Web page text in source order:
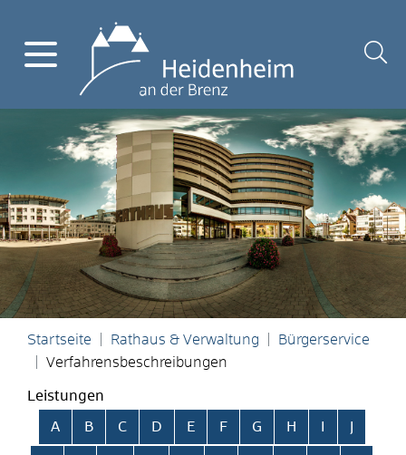
Startseite Rathaus & Verwaltung
Bürgerservice
Verfahrensbeschreibungen
Leistungen
Alphabetisches Register überspringen
A B C D E F G H